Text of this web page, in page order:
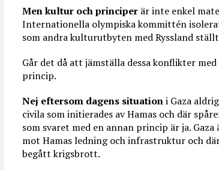
Men kultur och principer är inte enkel
Internationella olympiska kommittén
som andra kulturutbyten med Ryssland
Går det då att jämställa dessa konflikter
princip.
Nej eftersom dagens situationi Gaza
civila som initierades av Hamas och där
som svaret med en annan princip är ja.
mot Hamas ledning och infrastruktur och
begått krigsbrott.